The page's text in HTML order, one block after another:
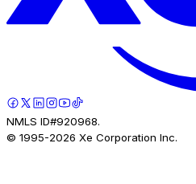
NMLS ID#920968.
© 1995-2026 Xe Corporation Inc.